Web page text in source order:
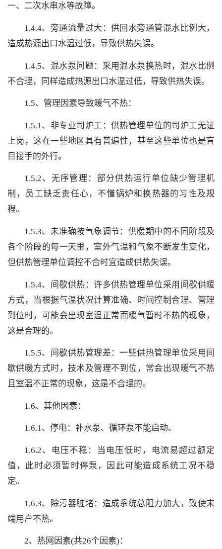
一、二次水串水等故障。
1.4.4、旁通流量过大：供回水旁通管混水比例大，
造成热源出口水温过低，导致供热失误。
1.4.5、混水泵问题：采用混水泵换热时，混水比例
不合理，同样造成热源出口水温过低，导致供热失误。
1.5、管理因素导致暖气不热：
1.5.1、非专业司炉工：供热管理单位的司炉工无证
上岗，这在一些地区具有普遍性，甚至这些单位也是盲
目接手的外行。
1.5.2、无序管理：部分供热运行单位缺少管理机
制，员工缺乏责任心，不懂锅炉和换热器的习性及规
程。
1.5.3、未准确按气象调节：供暖期中的不同阶段及
各个阶段的每一天里，室外气温和气象不断发生变化，
但供热管理单位调控不合时宜造成供热失误。
1.5.4、间歇供热：许多供热管理单位采用间歇供暖
方式，当根据气温状况计算准确、时间控制合理、管理
到位时，可能会出现室温正常而暖气暂时不热的现象，
这是合理的。
1.5.5、间歇供热管理差：一些供热管理单位采用间
歇供暖方式时，技术及管理不到位，常会出现暖气不热
且室温不正常的现象，这是不合理的。
1.6、其他因素：
1.6.1、停电：补水泵、循环泵不能启动。
1.6.2、电压不稳：当电压低时，电流易超过额定
值，此时必须暂时停泵，因此可能造成系统工况不稳
定。
1.6.3、除污器脏堵：造成系统总阻力加大，致使末
端用户不热。
2、热网因素(共26个因素)：